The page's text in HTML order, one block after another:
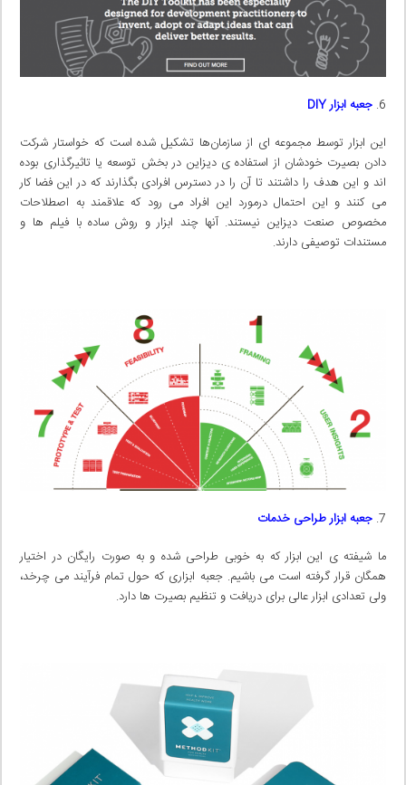
جعبه ابزارDIY
این ابزار توسط مجموعه ای از سازمان‌ها تشکیل شده است که خواستار شرکت
دادن بصیرت خودشان از استفاده ی دیزاین در بخش توسعه یا تاثیرگذاری بوده
اند و این هدف را داشتند تا آن را در دسترس افرادی بگذارند که در این فضا کار
می کنند و این احتمال درمورد این افراد می رود که علاقمند به اصطلاحات
مخصوص صنعت دیزاین نیستند. آنها چند ابزار و روش ساده با فیلم ها و
مستندات توصیفی دارند.
جعبه ابزار طراحی خدمات
ما شیفته ی این ابزار که به خوبی طراحی شده و به صورت رایگان در اختیار
همگان قرار گرفته است می باشیم. جعبه ابزاری که حول تمام فرآیند می چرخد،
ولی تعدادی ابزار عالی برای دریافت و تنظیم بصیرت ها دارد.